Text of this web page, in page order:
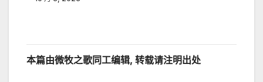
本篇由微牧之歌同工编辑, 转载请注明出处